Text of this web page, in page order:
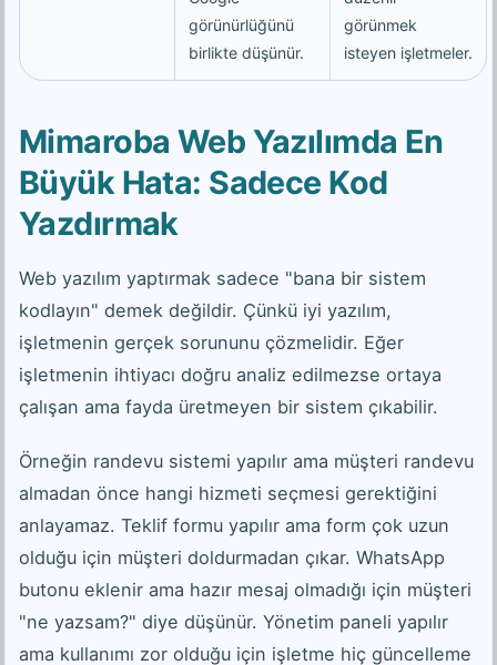
görünürlüğünü
birlikte düşünür.
görünmek
isteyen işletmeler.
Mimaroba Web Yazılımda En
Büyük Hata: Sadece Kod
Yazdırmak
Web yazılım yaptırmak sadece "bana bir sistem
kodlayın" demek değildir. Çünkü iyi yazılım,
işletmenin gerçek sorununu çözmelidir. Eğer
işletmenin ihtiyacı doğru analiz edilmezse ortaya
çalışan ama fayda üretmeyen bir sistem çıkabilir.
Örneğin randevu sistemi yapılır ama müşteri randevu
almadan önce hangi hizmeti seçmesi gerektiğini
anlayamaz. Teklif formu yapılır ama form çok uzun
olduğu için müşteri doldurmadan çıkar. WhatsApp
butonu eklenir ama hazır mesaj olmadığı için müşteri
"ne yazsam?" diye düşünür. Yönetim paneli yapılır
ama kullanımı zor olduğu için işletme hiç güncelleme